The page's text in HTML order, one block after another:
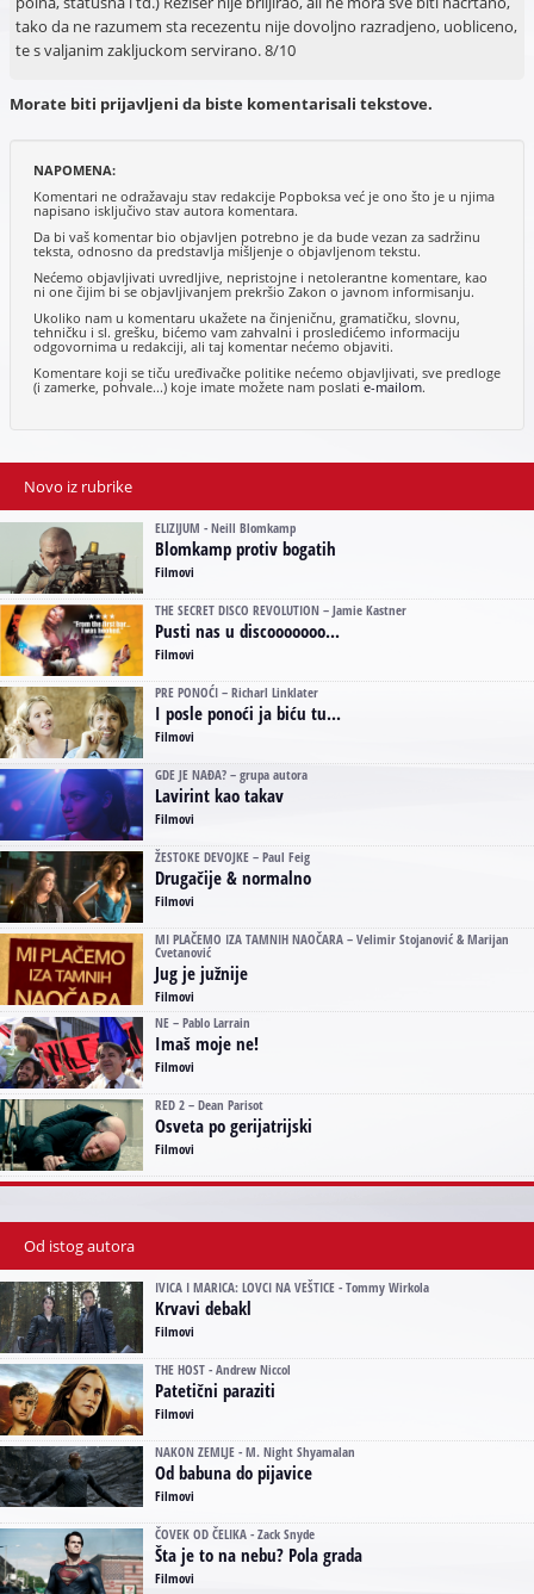
tako da ne razumem sta recezentu nije dovoljno razradjeno, uobliceno,
te s valjanim zakljuckom servirano. 8/10
Morate biti prijavljeni da biste komentarisali tekstove.
NAPOMENA:
Komentari ne odražavaju stav redakcije Popboksa već je ono što je u njima
napisano isključivo stav autora komentara.
Da bi vaš komentar bio objavljen potrebno je da bude vezan za sadržinu
teksta, odnosno da predstavlja mišljenje o objavljenom tekstu.
Nećemo objavljivati uvredljive, nepristojne i netolerantne komentare, kao
ni one čijim bi se objavljivanjem prekršio Zakon o javnom informisanju.
Ukoliko nam u komentaru ukažete na činjeničnu, gramatičku, slovnu,
tehničku i sl. grešku, bićemo vam zahvalni i prosledićemo informaciju
odgovornima u redakciji, ali taj komentar nećemo objaviti.
Komentare koji se tiču uređivačke politike nećemo objavljivati, sve predloge
(i zamerke, pohvale...) koje imate možete nam poslatie-mailom.
Novo iz rubrike
ELIZIJUM - Neill Blomkamp
Blomkamp protiv bogatih
Filmovi
THE SECRET DISCO REVOLUTION – Jamie Kastner
Pusti nas u discooooooo...
Filmovi
PRE PONOĆI – Richarl Linklater
I posle ponoći ja biću tu...
Filmovi
GDE JE NAĐA? – grupa autora
Lavirint kao takav
Filmovi
ŽESTOKE DEVOJKE – Paul Feig
Drugačije & normalno
Filmovi
MI PLAČEMO IZA TAMNIH NAOČARA – Velimir Stojanović & Marijan
Cvetanović
Jug je južnije
Filmovi
NE – Pablo Larrain
Imaš moje ne!
Filmovi
RED 2 – Dean Parisot
Osveta po gerijatrijski
Filmovi
Od istog autora
IVICA I MARICA: LOVCI NA VEŠTICE - Tommy Wirkola
Krvavi debakl
Filmovi
THE HOST - Andrew Niccol
Patetični paraziti
Filmovi
NAKON ZEMLJE - M. Night Shyamalan
Od babuna do pijavice
Filmovi
ČOVEK OD ČELIKA - Zack Snyde
Šta je to na nebu? Pola grada
Filmovi